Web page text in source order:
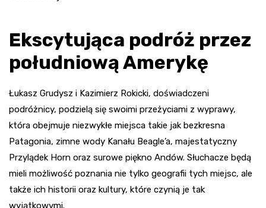
Ekscytująca podróż przez
południową Amerykę
Łukasz Grudysz i Kazimierz Rokicki, doświadczeni
podróżnicy, podzielą się swoimi przeżyciami z wyprawy,
która obejmuje niezwykłe miejsca takie jak bezkresna
Patagonia, zimne wody Kanału Beagle’a, majestatyczny
Przylądek Horn oraz surowe piękno Andów. Słuchacze będą
mieli możliwość poznania nie tylko geografii tych miejsc, ale
także ich historii oraz kultury, które czynią je tak
wyjątkowymi.